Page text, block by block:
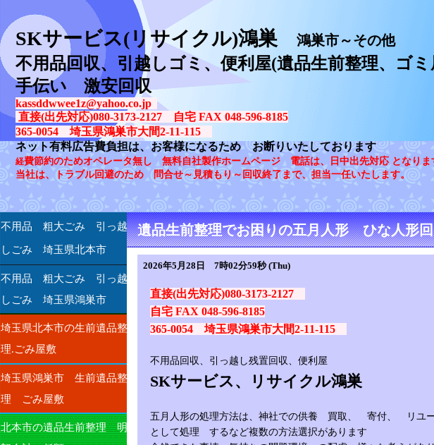
SKサービス(リサイクル)鴻巣 鴻巣市～その他
不用品回収、引越しゴミ、便利屋(遺品生前整理、ゴ
手伝い 激安回収
kassddwwee1z@yahoo.co.jp
直接(出先対応)080-3173-2127 自宅 FAX 048-596-8185
365-0054 埼玉県鴻巣市大間2-11-115
ネット有料広告費負担は、お客様になるため お断りいたしております
経費節約のためオペレータ無し 無料自社製作ホームページ 電話は、日中出先対応 となりま
当社は、トラブル回避のため 問合せ～見積もり～回収終了まで、担当一任いたします。
遺品生前整理でお困りの五月人形 ひな人形
2026年5月28日 7時02分59秒 (Thu)
直接(出先対応)080-3173-2127
自宅 FAX 048-596-8185
365-0054 埼玉県鴻巣市大間2-11-115
不用品回収、引っ越し残置回収、便利屋
SKサービス、リサイクル鴻巣
五月人形の処理方法は、神社での供養 買取、 寄付、 リユ
として処理 するなど複数の方法選択があります
不用品 粗大ごみ 引っ越
しごみ 埼玉県北本市
不用品 粗大ごみ 引っ越
しごみ 埼玉県鴻巣市
埼玉県北本市の生前遺品整
理.ごみ屋敷
埼玉県鴻巣市 生前遺品整
理 ごみ屋敷
北本市の遺品生前整理 明